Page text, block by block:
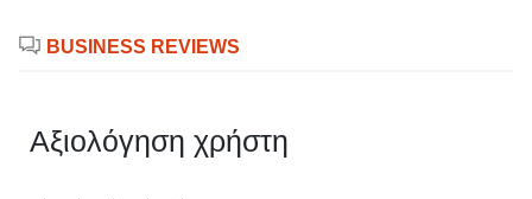
BUSINESS REVIEWS
Αξιολόγηση χρήστη